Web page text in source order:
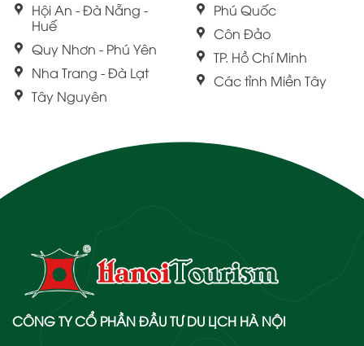
Hội An - Đà Nẵng -
Huế
Quy Nhơn - Phú Yên
Nha Trang - Đà Lạt
Tây Nguyên
Phú Quốc
Côn Đảo
TP. Hồ Chí Minh
Các tỉnh Miền Tây
CÔNG TY CỔ PHẦN ĐẦU TƯ DU LỊCH HÀ NỘI